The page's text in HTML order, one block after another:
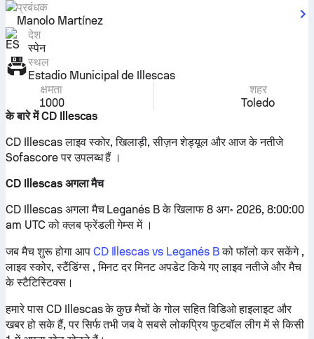
प्रबंधक
Manolo Martínez
देश
स्पेन
स्थल
Estadio Municipal de Illescas
क्षमता
1000
शहर
Toledo
के बारे में CD Illescas
CD Illescas लाइव स्कोर, खिलाड़ी, सीज़न शेड्यूल और आज के नतीजे
Sofascore पर उपलब्ध हैं ।
CD Illescas अगला मैच
CD Illescas अगला मैच Leganés B के खिलाफ 8 अग॰ 2026, 8:00:00
am UTC को क्लब फ्रेंडली गेम्स में ।
जब मैच शुरू होगा आप CD Illescas vs Leganés Bको फॉलो कर सकेंगे ,
लाइव स्कोर, स्टैंडिंग्स , मिनट दर मिनट अपडेट किये गए लाइव नतीजे और मैच
के स्टैटिस्टिक्स।
हमारे पास CD Illescas के कुछ मैचों के गोल सहित विडिओ हाइलाइट और
खबर हो सके हैं, पर सिर्फ तभी जब वे सबसे लोकप्रिय फुटबॉल लीग में से किसी